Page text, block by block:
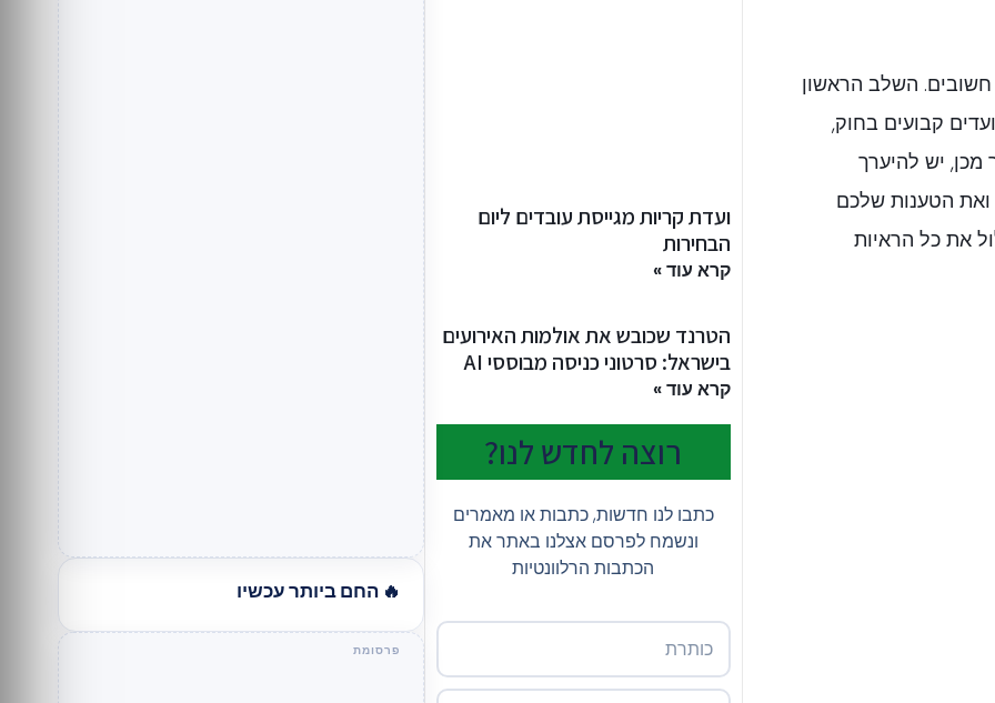
השלב הראשון
קבועים בחוק,
מכן, יש להיערך
הטענות שלכם
את כל הראיות
ועדת קריות מגייסת עובדים ליום
הבחירות
קרא עוד »
הטרנד שכובש את אולמות האירועים
בישראל: סרטוני כניסה מבוססי AI
קרא עוד »
רוצה לחדש לנו?
כתבו לנו חדשות, כתבות או מאמרים
ונשמח לפרסם אצלנו באתר את
הכתבות הרלוונטיות
🔥 החם ביותר עכשיו